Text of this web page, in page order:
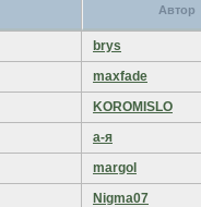
Автор
brys
maxfade
KOROMISLO
а-я
margol
Nigma07